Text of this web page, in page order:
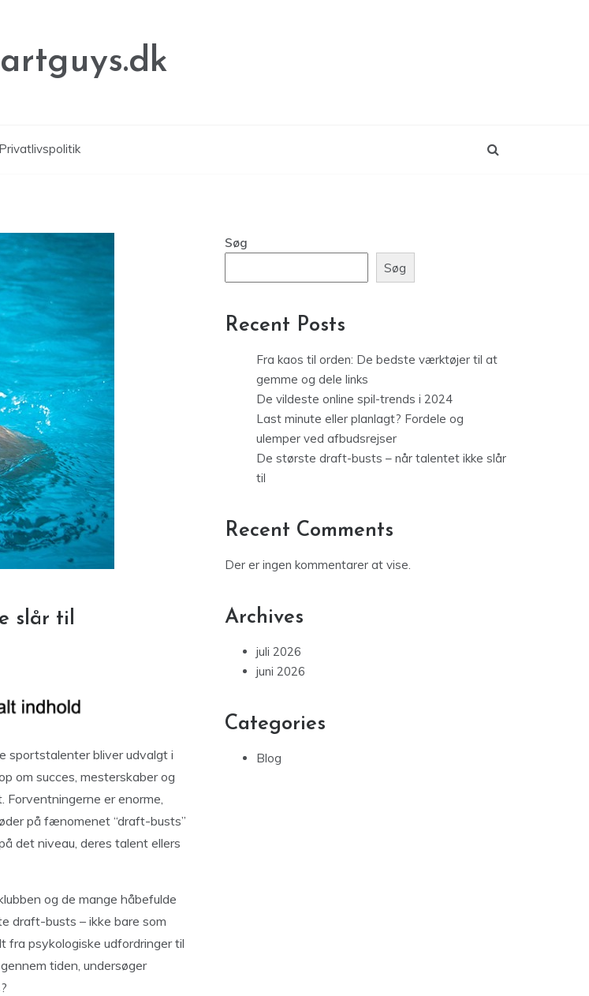
Privatlivspolitik
slår til
sportstalenter bliver udvalgt i
om succes, mesterskaber og
Forventningerne er enorme,
på fænomenet “draft-busts”
det niveau, deres talent ellers
og de mange håbefulde
draft-busts – ikke bare som
fra psykologiske udfordringer til
tiden, undersøger
Søg
Søg
Recent Posts
Fra kaos til orden: De bedste værktøjer til at
gemme og dele links
De vildeste online spil-trends i 2024
Last minute eller planlagt? Fordele og
ulemper ved afbudsrejser
De største draft-busts – når talentet ikke slår
til
Recent Comments
Der er ingen kommentarer at vise.
Archives
juli 2026
juni 2026
Categories
Blog